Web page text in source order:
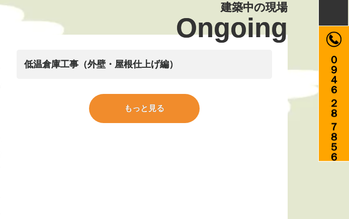
建築中の現場
Ongoing
低温倉庫工事（外壁・屋根仕上げ編）
もっと見る ０９４６-２８-７８５６